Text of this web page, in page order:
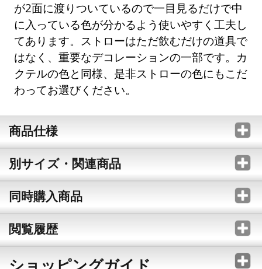
が2面に渡りついているので一目見るだけで中
に入っている色が分かるよう使いやすく工夫し
てあります。ストローはただ飲むだけの道具で
はなく、重要なデコレーションの一部です。カ
クテルの色と同様、是非ストローの色にもこだ
わってお選びください。
商品仕様
別サイズ・関連商品
同時購入商品
閲覧履歴